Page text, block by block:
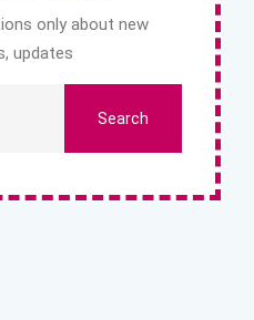
only about new
updates